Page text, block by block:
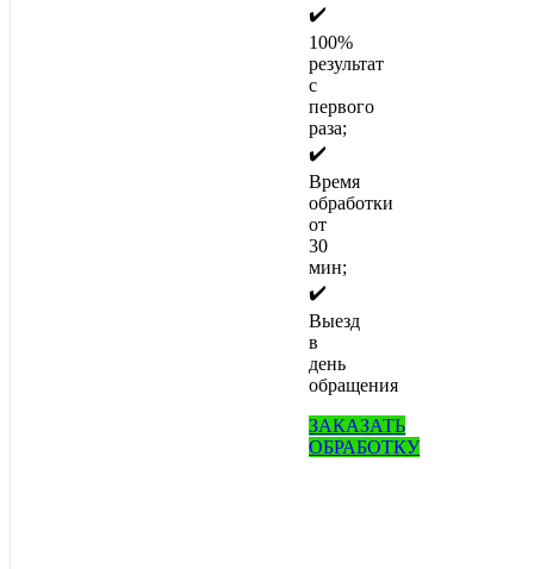
✔️
100%
результат
с
первого
раза;
✔️
Время
обработки
от
30
мин;
✔️
Выезд
в
день
обращения
ЗАКАЗАТЬ
ОБРАБОТКУ